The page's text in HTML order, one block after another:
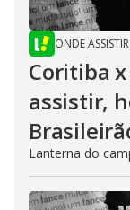
ONDE ASSISTIR
Coritiba
assistir,
Lanterna do